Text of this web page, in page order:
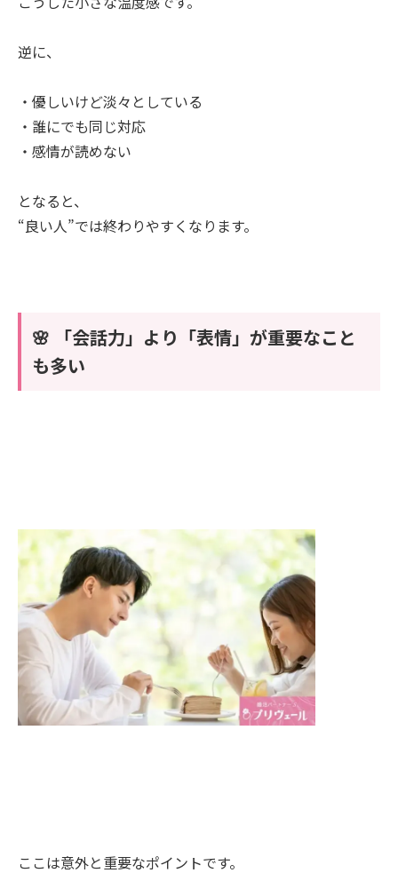
逆に、
・優しいけど淡々としている
・誰にでも同じ対応
・感情が読めない
となると、
“良い人”では終わりやすくなります。
🌸 「会話力」より「表情」が重要なこと
も多い
ここは意外と重要なポイントです。